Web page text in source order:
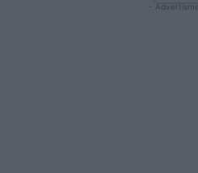
-